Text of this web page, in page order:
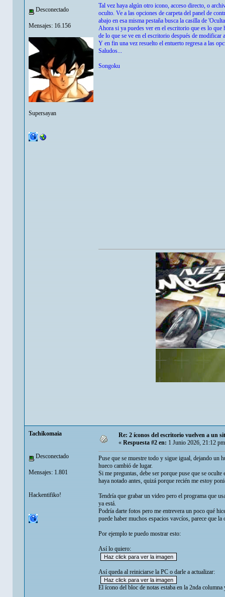
Desconectado
Mensajes: 16.156
Supersayan
Tal vez haya algún otro icono, acceso directo, o
oculto. Ve a las opciones de carpeta del panel de
abajo en esa misma pestaña busca la casilla de
Ahora si ya puedes ver en el escritorio que es lo que
de lo que se ve en el escritorio después de modificar
Y en fin una vez resuelto el entuerto regresa a las
Saludos...
Songoku
Tachikomaia
Desconectado
Mensajes: 1.801
Hackentifiko!
Re: 2 íconos del escritorio vuelven a un
«Respuesta #2 en:1 Junio 2026, 21:12
Puse que se muestre todo y sigue igual, dejando un
hueco cambió de lugar.
Si me preguntas, debe ser porque puse que se
haya notado antes, quizá porque recién me estoy
Tendría que grabar un video pero el programa que
ya está.
Podría darte fotos pero me entrevera un poco qué
puede haber muchos espacios vavcíos, parece que
Por ejemplo te puedo mostrar esto:
Así lo quiero:
Así queda al reiniciarse la PC o darle a actualizar:
El ícono del bloc de notas estaba en la 2nda columna